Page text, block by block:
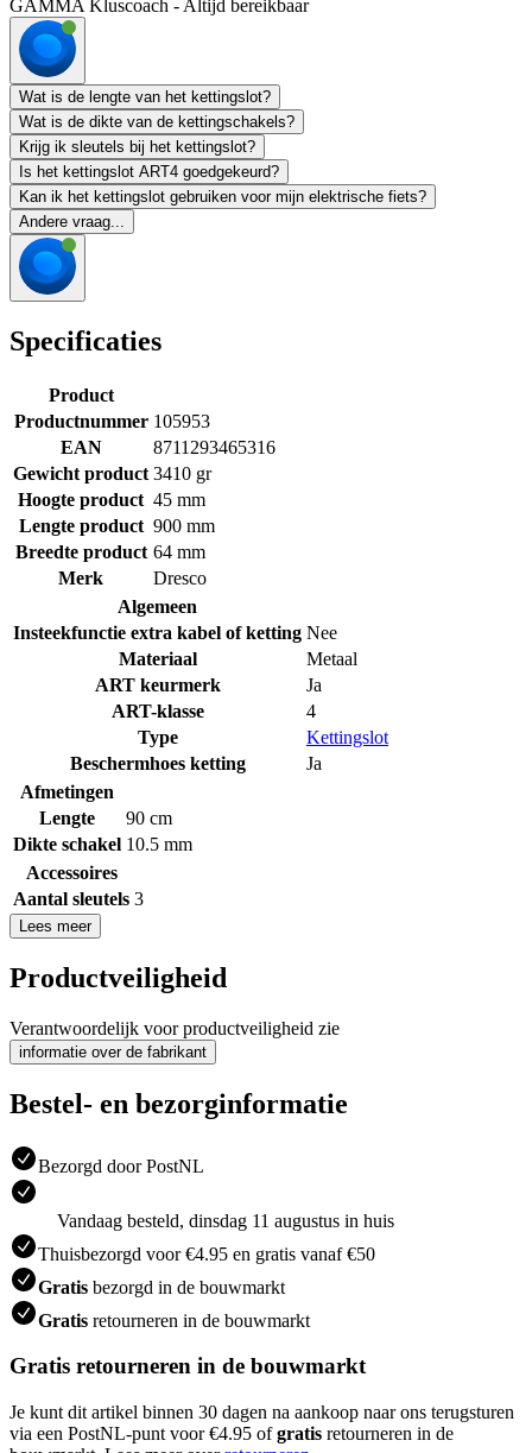
GAMMA Kluscoach - Altijd bereikbaar
Wat is de lengte van het kettingslot?
Wat is de dikte van de kettingschakels?
Krijg ik sleutels bij het kettingslot?
Is het kettingslot ART4 goedgekeurd?
Kan ik het kettingslot gebruiken voor mijn elektrische fiets?
Andere vraag...
Specificaties
Product
Productnummer 105953
EAN
8711293465316
Gewicht product 3410 gr
Hoogte product 45 mm
Lengte product 900 mm
Breedte product 64 mm
Merk
Dresco
Algemeen
Insteekfunctie extra kabel of ketting Nee
Materiaal
Metaal
ART keurmerk
Ja
ART-klasse
4
Type
Kettingslot
Beschermhoes ketting
Ja
Afmetingen
Lengte
90 cm
Dikte schakel 10.5 mm
Accessoires
Aantal sleutels 3
Lees meer
Productveiligheid
Verantwoordelijk voor productveiligheid zie
informatie over de fabrikant
Bestel- en bezorginformatie
Bezorgd door PostNL
Vandaag besteld, dinsdag 11 augustus in huis
Thuisbezorgd voor €4.95 en gratis vanaf €50
Gratis bezorgd in de bouwmarkt
Gratis retourneren in de bouwmarkt
Gratis retourneren in de bouwmarkt
Je kunt dit artikel binnen 30 dagen na aankoop naar ons terugsturen
via een PostNL-punt voor €4.95 ofgratis retourneren in de